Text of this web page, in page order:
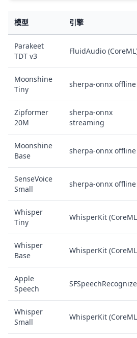
模型 引擎
Parakeet
TDT v3
FluidAudio
Moonshine
Tiny
sherpa-onnx offline
Zipformer
20M
sherpa-onnx
streaming
Moonshine
Base
sherpa-onnx offline
SenseVoice
Small
sherpa-onnx offline
Whisper
Tiny
WhisperKit
Whisper
Base
WhisperKit
Apple
Speech
Whisper
Small
WhisperKit